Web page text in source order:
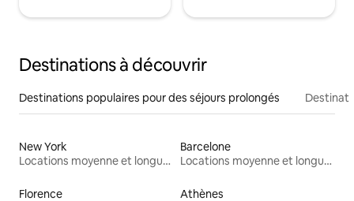
Destinations à découvrir
Destinations populaires pour des séjours prolongés
New York
Locations moyenne et longue durée
Barcelone
Locations moyenne et longue durée
Florence Athènes